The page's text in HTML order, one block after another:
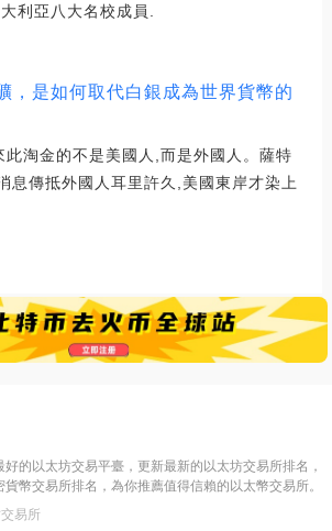
利亞八大名校成員.
，是如何取代白銀成為世界貨幣的
此淘金的不是美國人,而是外國人。薩特
息傳抵外國人耳里許久,美國東岸才染上
的以太坊交易平臺，更新最新的以太坊交易所排名，
幣交易所排名，為你推薦值得信賴的以太幣交易所。
易所